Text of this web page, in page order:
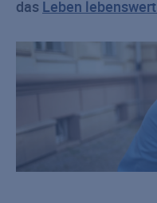
das Leben lebenswert